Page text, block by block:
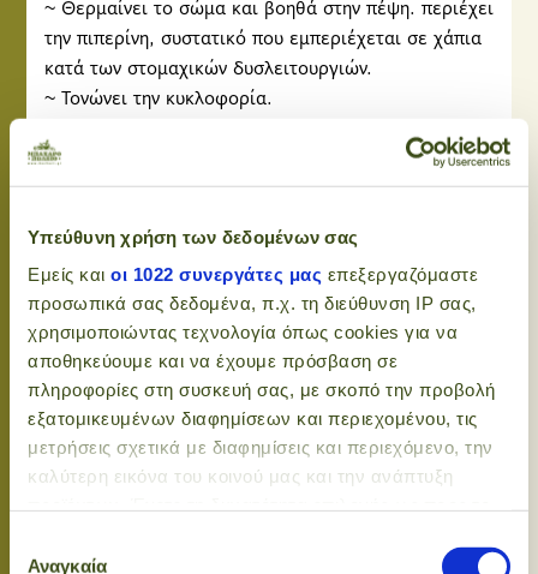
Υπεύθυνη χρήση των δεδομένων σας
Εμείς και οι 1022 συνεργάτες μας επεξεργαζόμαστε
προσωπικά σας δεδομένα, π.χ. τη διεύθυνση IP σας,
χρησιμοποιώντας τεχνολογία όπως cookies για να
αποθηκεύουμε και να έχουμε πρόσβαση σε
πληροφορίες στη συσκευή σας, με σκοπό την προβολή
εξατομικευμένων διαφημίσεων και περιεχομένου, τις
μετρήσεις σχετικά με διαφημίσεις και περιεχόμενο, την
καλύτερη εικόνα του κοινού μας και την ανάπτυξη
σκοπούς.
Αναγκαία
~ Θερμαίνει το σώμα και βοηθά στην πέψη. περιέχει
την πιπερίνη, συστατικό που εμπεριέχεται σε χάπια
κατά των στομαχικών δυσλειτουργιών.
~ Τονώνει την κυκλοφορία.
αιματοκρίτη, καλύπτει τις ανάγκες φερρυτίνης του
οργανισμού και λόγω της φυτικής και όχι χημικής
τα νεφρά.
~ Αυξάνει τη λίμπιντο καθώς χαλαρώνει τους
μαλακούς μύες και επιτρέπει την καλύτερη ροή του
αίματος
~ Αυξάνει με ασφαλή και φυσικό τρόπο τα επίπεδα
τεστοστερόνης, αυξάνοντας έτσι τη δύναμη και τη
μυϊκής μάζας.
Στους άντρες: Αντιμετωπίζει αποτελεσματικά την
στυτική δυσλειτουργία, αυξάνει την έκκριση
αυξάνοντας τον αριθμό και την κινητικότητα των